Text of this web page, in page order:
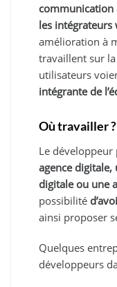
communication
les intégrateurs
amélioration à
travaillent sur
utilisateurs
intégrante de
Où travailler ?
Le développeur
agence
digitale ou une
possibilité
ainsi proposer
Quelques
développeurs